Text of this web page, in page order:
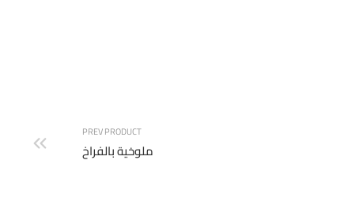
PREV PRODUCT
ملوخية بالفراخ